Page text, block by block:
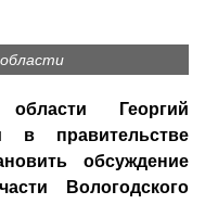
области Георгий
правительстве
обсуждение
Вологодского